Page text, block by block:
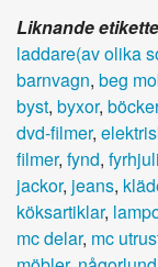
Liknande
laddare(av olika
barnvagn, beg
byst, byxor, böcker
dvd-filmer,
filmer, fynd,
jackor, jeans,
köksartiklar,
mc delar, mc